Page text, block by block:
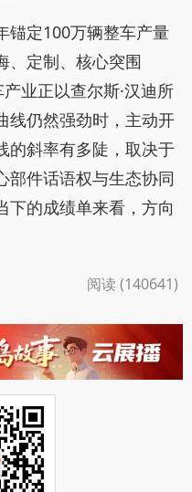
锚定100万辆整车产量
、定制、核心突围
业正以查尔斯·汉迪所
线仍然强劲时，主动开
的斜率有多陡，取决于
部件话语权与生态协同
的成绩单来看，方向
阅读 (140641)